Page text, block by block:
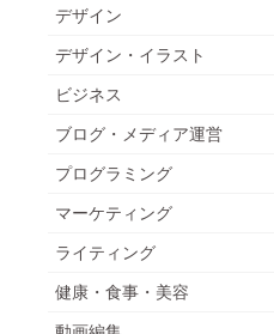
デザイン
デザイン・イラスト
ビジネス
ブログ・メディア運営
プログラミング
マーケティング
ライティング
健康・食事・美容